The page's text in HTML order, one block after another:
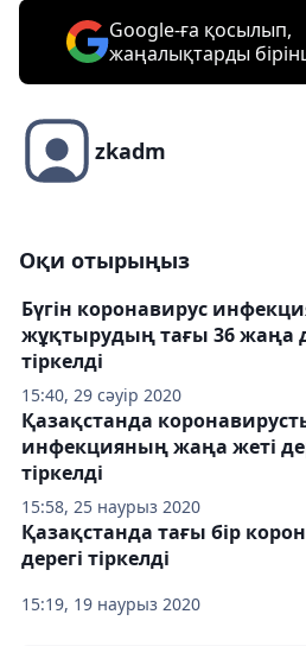
Google-ға қосылып,
жаңалықтарды
zkadm
Оқи отырыңыз
15:40, 29 сәуір 2020
Бүгін коронавирус
жұқтырудың тағы 36 жаңа
тіркелді
15:58, 25 наурыз 2020
Қазақстанда
инфекцияның жаңа жеті
тіркелді
15:19, 19 наурыз 2020
Қазақстанда тағы бір
дерегі тіркелді